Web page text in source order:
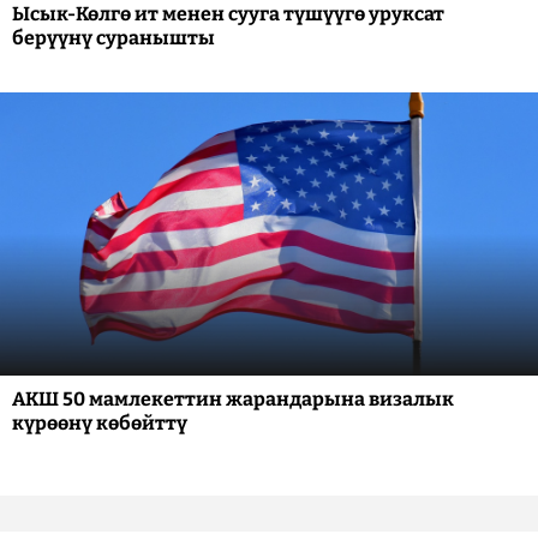
Ысык-Көлгө ит менен сууга түшүүгө уруксат
берүүнү суранышты
АКШ 50 мамлекеттин жарандарына визалык
күрөөнү көбөйттү